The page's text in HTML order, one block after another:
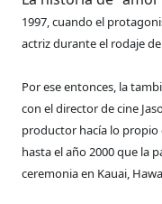
1997, cuando el
actriz durante el rodaje
Por ese entonces, la
con el director de cine
productor hacía lo propio
hasta el año 2000 que la
ceremonia en Kauai,